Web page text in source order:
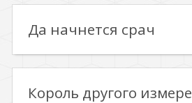
Да начнется срач
Король другого